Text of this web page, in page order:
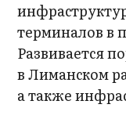
терминалов в
Развивается
в Лиманском
а также